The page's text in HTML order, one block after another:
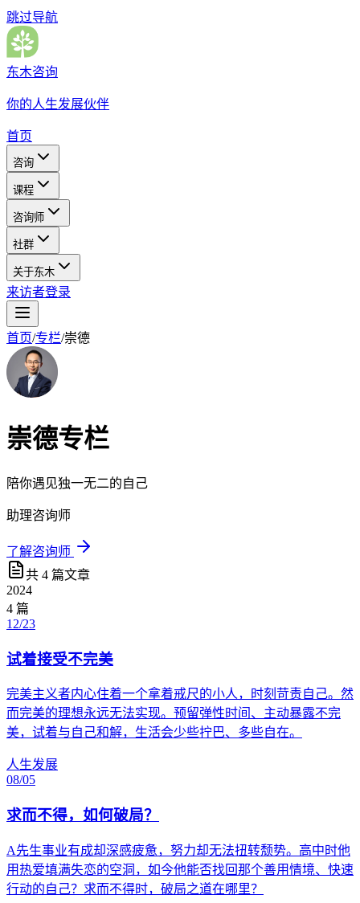
跳过导航
东木咨询
你的人生发展伙伴
首页
咨询
课程
咨询师
社群
关于东木
来访者登录
首页/专栏/崇德
崇德专栏
陪你遇见独一无二的自己
助理咨询师
了解咨询师
共 4 篇文章
2024
4 篇
12/23
试着接受不完美
完美主义者内心住着一个拿着戒尺的小人，时刻苛责自己。然
而完美的理想永远无法实现。预留弹性时间、主动暴露不完
美，试着与自己和解，生活会少些拧巴、多些自在。
人生发展
08/05
求而不得，如何破局？
A先生事业有成却深感疲惫，努力却无法扭转颓势。高中时他
用热爱填满失恋的空洞，如今他能否找回那个善用情境、快速
行动的自己？求而不得时，破局之道在哪里？